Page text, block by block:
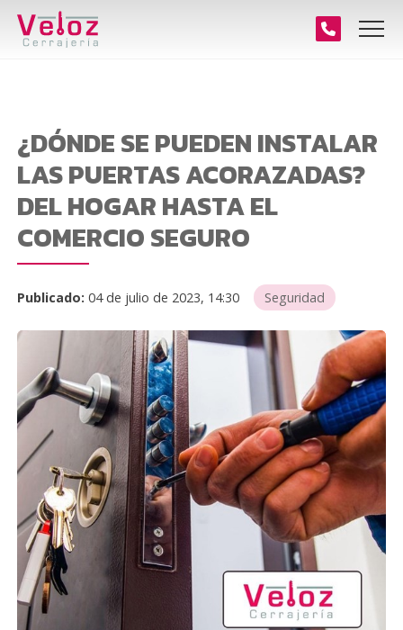
¿DÓNDE SE PUEDEN INSTALAR
LAS PUERTAS ACORAZADAS?
DEL HOGAR HASTA EL
COMERCIO SEGURO
Publicado: 04 de julio de 2023, 14:30 Seguridad